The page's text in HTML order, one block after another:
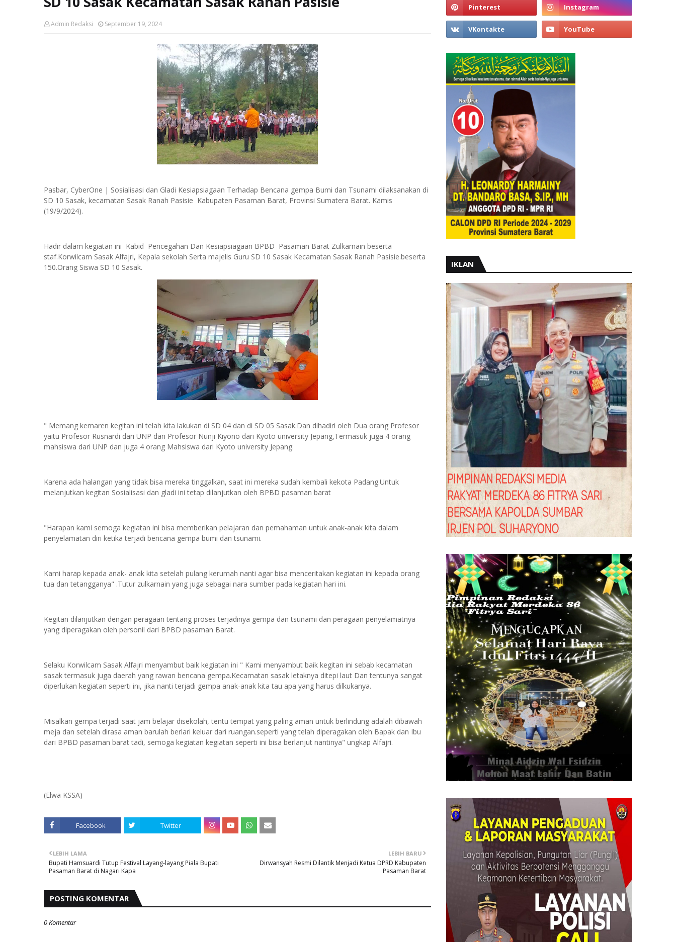
Admin Redaksi September 19, 2024
Pasbar, CyberOne | Sosialisasi dan Gladi Kesiapsiagaan Terhadap Bencana gempa Bumi dan Tsunami dilaksanakan di
SD 10 Sasak, kecamatan Sasak Ranah Pasisie Kabupaten Pasaman Barat, Provinsi Sumatera Barat. Kamis
(19/9/2024).
Hadir dalam kegiatan ini Kabid Pencegahan Dan Kesiapsiagaan BPBD Pasaman Barat Zulkarnain beserta
staf.Korwilcam Sasak Alfajri, Kepala sekolah Serta majelis Guru SD 10 Sasak Kecamatan Sasak Ranah Pasisie.beserta
150.Orang Siswa SD 10 Sasak.
" Memang kemaren kegitan ini telah kita lakukan di SD 04 dan di SD 05 Sasak.Dan dihadiri oleh Dua orang Profesor
yaitu Profesor Rusnardi dari UNP dan Profesor Nunji Kiyono dari Kyoto university Jepang,Termasuk juga 4 orang
mahsiswa dari UNP dan juga 4 orang Mahsiswa dari Kyoto university Jepang.
Karena ada halangan yang tidak bisa mereka tinggalkan, saat ini mereka sudah kembali kekota Padang.Untuk
melanjutkan kegitan Sosialisasi dan gladi ini tetap dilanjutkan oleh BPBD pasaman barat
"Harapan kami semoga kegiatan ini bisa memberikan pelajaran dan pemahaman untuk anak-anak kita dalam
penyelamatan diri ketika terjadi bencana gempa bumi dan tsunami.
Kami harap kepada anak- anak kita setelah pulang kerumah nanti agar bisa menceritakan kegiatan ini kepada orang
tua dan tetangganya" .Tutur zulkarnain yang juga sebagai nara sumber pada kegiatan hari ini.
Kegitan dilanjutkan dengan peragaan tentang proses terjadinya gempa dan tsunami dan peragaan penyelamatnya
yang diperagakan oleh personil dari BPBD pasaman Barat.
Selaku Korwilcam Sasak Alfajri menyambut baik kegiatan ini " Kami menyambut baik kegitan ini sebab kecamatan
sasak termasuk juga daerah yang rawan bencana gempa.Kecamatan sasak letaknya ditepi laut Dan tentunya sangat
diperlukan kegiatan seperti ini, jika nanti terjadi gempa anak-anak kita tau apa yang harus dilkukanya.
Misalkan gempa terjadi saat jam belajar disekolah, tentu tempat yang paling aman untuk berlindung adalah dibawah
meja dan setelah dirasa aman barulah berlari keluar dari ruangan.seperti yang telah diperagakan oleh Bapak dan Ibu
dari BPBD pasaman barat tadi, semoga kegiatan kegiatan seperti ini bisa berlanjut nantinya" ungkap Alfajri.
(Elwa KSSA)
Facebook Twitter
LEBIH BARU
Dirwansyah Resmi Dilantik Menjadi Ketua DPRD Kabupaten
Pasaman Barat
LEBIH LAMA
Bupati Hamsuardi Tutup Festival Layang-layang Piala Bupati
Pasaman Barat di Nagari Kapa
POSTING KOMENTAR
0 Komentar
IKLAN